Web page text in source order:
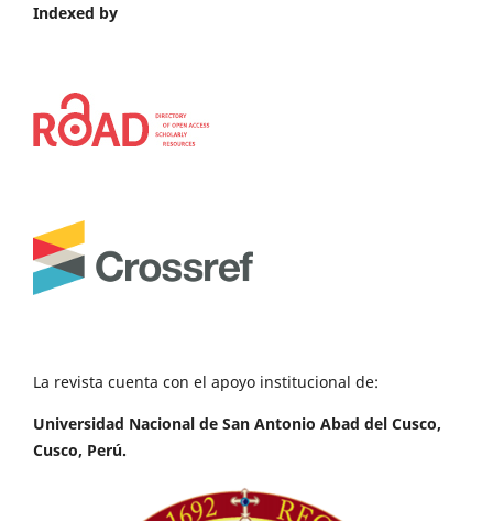
Indexed by
La revista cuenta con el apoyo institucional de:
Universidad Nacional de San Antonio Abad del Cusco,
Cusco, Perú.